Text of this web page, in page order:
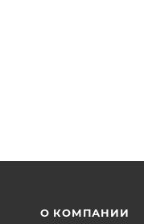
О КОМПАНИИ